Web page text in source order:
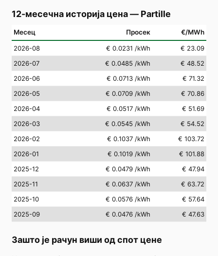
12-месечна историја цена— Partille
Месец Просек €/MWh
2026-08 € 0.0231 /kWh
€ 23.09
2026-07
€ 0.0485 /kWh
€ 48.52
2026-06
€ 0.0713 /kWh
€ 71.32
2026-05
€ 0.0709 /kWh
€ 70.86
2026-04
€ 0.0517 /kWh
€ 51.69
2026-03
€ 0.0545 /kWh
€ 54.52
2026-02
€ 0.1037 /kWh
€ 103.72
2026-01
€ 0.1019 /kWh
€ 101.88
2025-12
€ 0.0479 /kWh
€ 47.94
2025-11
€ 0.0637 /kWh
€ 63.72
2025-10
€ 0.0576 /kWh
€ 57.64
2025-09
€ 0.0476 /kWh € 47.63
Зашто је рачун виши од спот цене